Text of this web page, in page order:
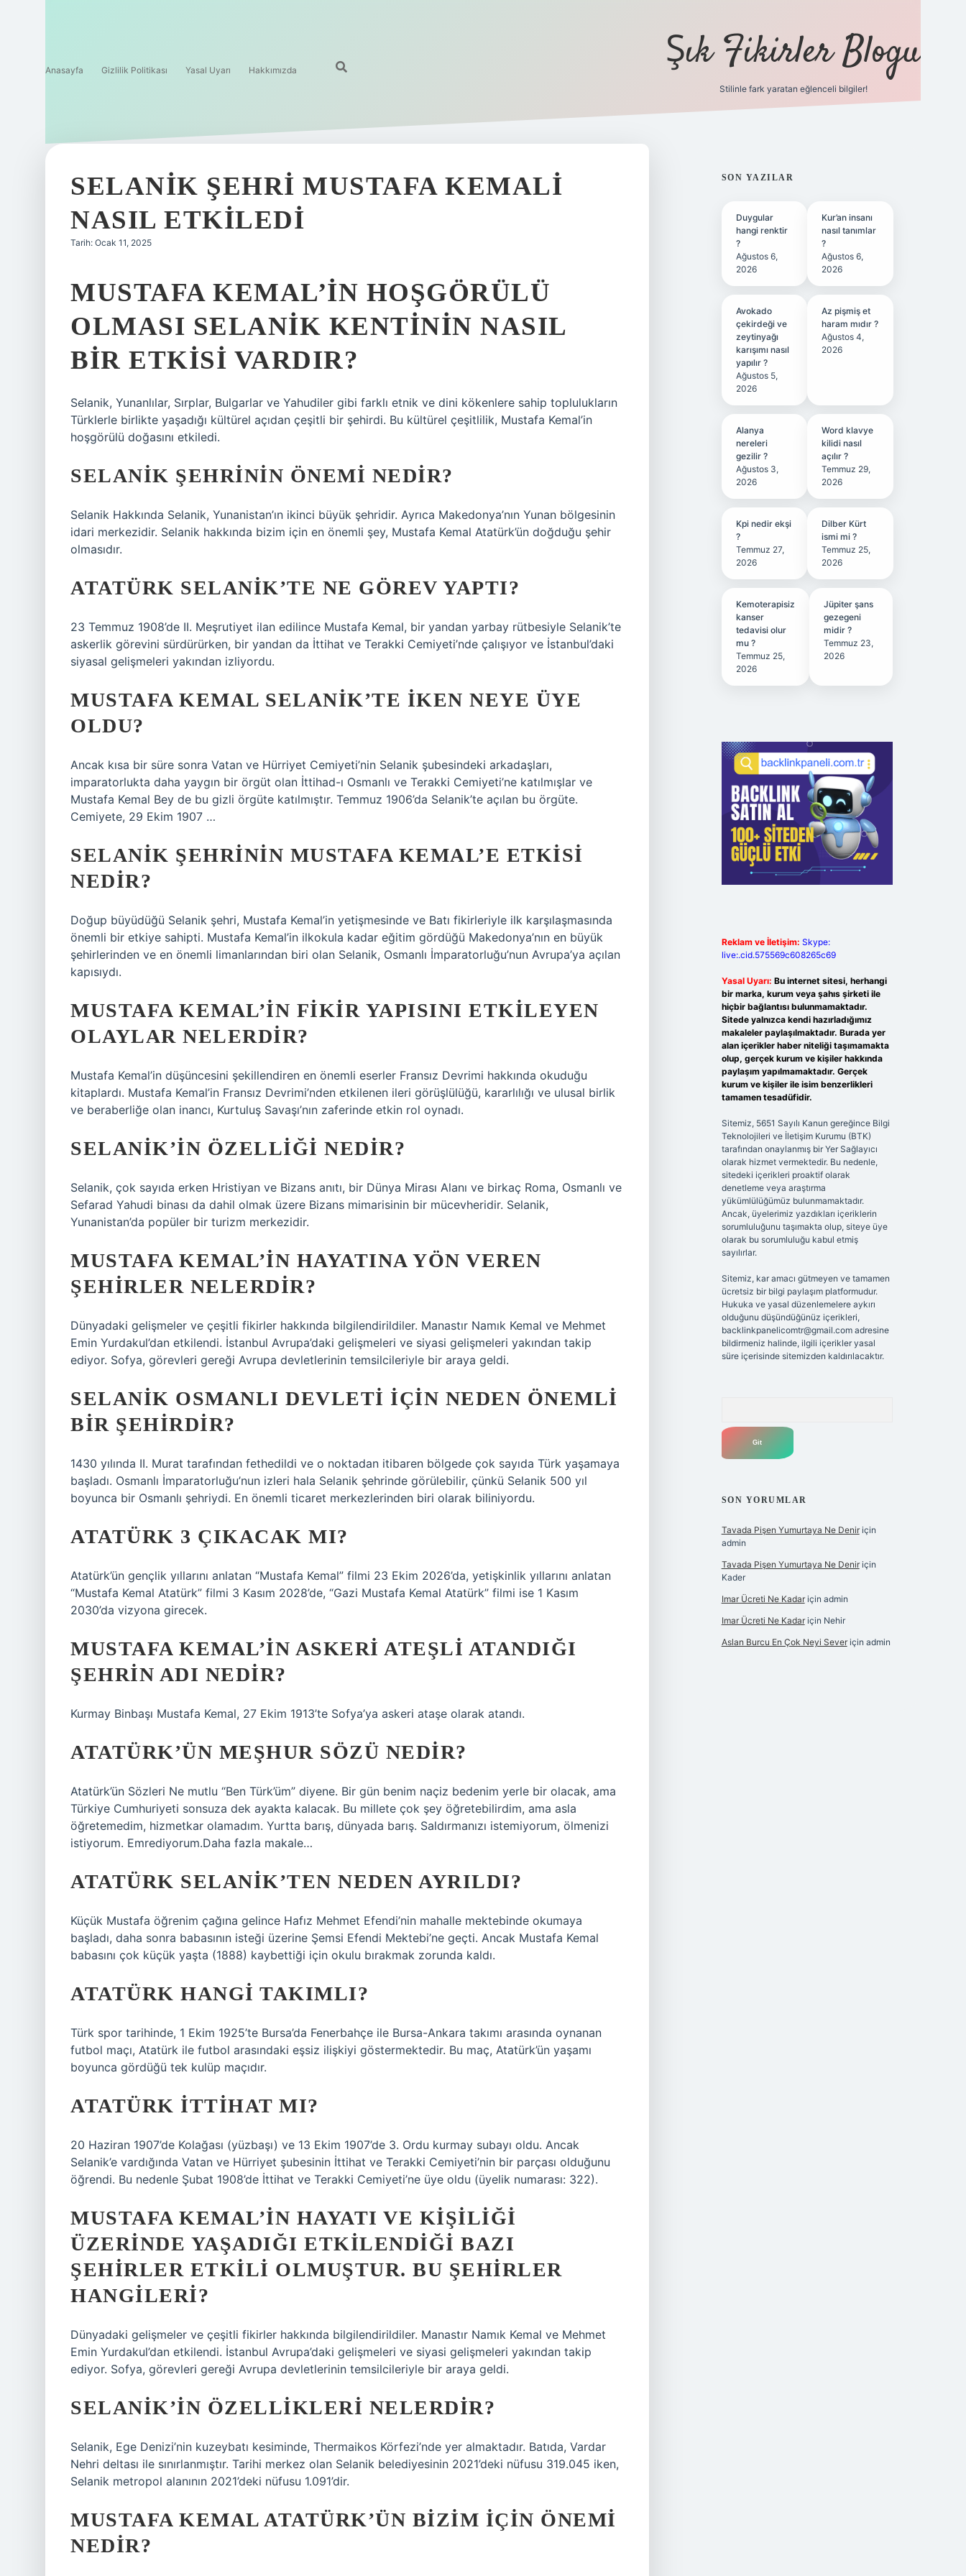
Anasayfa Gizlilik Politikası Yasal Uyarı Hakkımızda Şık Fikirler Blogu
Stilinle fark yaratan eğlenceli bilgiler!
SELANIK ŞEHRI MUSTAFA KEMALI
NASIL ETKILEDI
Tarih: Ocak 11, 2025
MUSTAFA KEMAL’IN HOŞGÖRÜLÜ
OLMASI SELANIK KENTININ NASIL
BIR ETKISI VARDIR?
Selanik, Yunanlılar, Sırplar, Bulgarlar ve Yahudiler gibi farklı etnik ve dini kökenlere sahip toplulukların
Türklerle birlikte yaşadığı kültürel açıdan çeşitli bir şehirdi. Bu kültürel çeşitlilik, Mustafa Kemal’in
hoşgörülü doğasını etkiledi.
SELANIK ŞEHRININ ÖNEMI NEDIR?
Selanik Hakkında Selanik, Yunanistan’ın ikinci büyük şehridir. Ayrıca Makedonya’nın Yunan bölgesinin
idari merkezidir. Selanik hakkında bizim için en önemli şey, Mustafa Kemal Atatürk’ün doğduğu şehir
olmasıdır.
ATATÜRK SELANIK’TE NE GÖREV YAPTI?
23 Temmuz 1908’de II. Meşrutiyet ilan edilince Mustafa Kemal, bir yandan yarbay rütbesiyle Selanik’te
askerlik görevini sürdürürken, bir yandan da İttihat ve Terakki Cemiyeti’nde çalışıyor ve İstanbul’daki
siyasal gelişmeleri yakından izliyordu.
MUSTAFA KEMAL SELANIK’TE IKEN NEYE ÜYE
OLDU?
Ancak kısa bir süre sonra Vatan ve Hürriyet Cemiyeti’nin Selanik şubesindeki arkadaşları,
imparatorlukta daha yaygın bir örgüt olan İttihad-ı Osmanlı ve Terakki Cemiyeti’ne katılmışlar ve
Mustafa Kemal Bey de bu gizli örgüte katılmıştır. Temmuz 1906’da Selanik’te açılan bu örgüte.
Cemiyete, 29 Ekim 1907 …
SELANIK ŞEHRININ MUSTAFA KEMAL’E ETKISI
NEDIR?
Doğup büyüdüğü Selanik şehri, Mustafa Kemal’in yetişmesinde ve Batı fikirleriyle ilk karşılaşmasında
önemli bir etkiye sahipti. Mustafa Kemal’in ilkokula kadar eğitim gördüğü Makedonya’nın en büyük
şehirlerinden ve en önemli limanlarından biri olan Selanik, Osmanlı İmparatorluğu’nun Avrupa’ya açılan
kapısıydı.
MUSTAFA KEMAL’IN FIKIR YAPISINI ETKILEYEN
OLAYLAR NELERDIR?
Mustafa Kemal’in düşüncesini şekillendiren en önemli eserler Fransız Devrimi hakkında okuduğu
kitaplardı. Mustafa Kemal’in Fransız Devrimi’nden etkilenen ileri görüşlülüğü, kararlılığı ve ulusal birlik
ve beraberliğe olan inancı, Kurtuluş Savaşı’nın zaferinde etkin rol oynadı.
SELANIK’IN ÖZELLIĞI NEDIR?
Selanik, çok sayıda erken Hristiyan ve Bizans anıtı, bir Dünya Mirası Alanı ve birkaç Roma, Osmanlı ve
Sefarad Yahudi binası da dahil olmak üzere Bizans mimarisinin bir mücevheridir. Selanik,
Yunanistan’da popüler bir turizm merkezidir.
MUSTAFA KEMAL’IN HAYATINA YÖN VEREN
ŞEHIRLER NELERDIR?
Dünyadaki gelişmeler ve çeşitli fikirler hakkında bilgilendirildiler. Manastır Namık Kemal ve Mehmet
Emin Yurdakul’dan etkilendi. İstanbul Avrupa’daki gelişmeleri ve siyasi gelişmeleri yakından takip
ediyor. Sofya, görevleri gereği Avrupa devletlerinin temsilcileriyle bir araya geldi.
SELANIK OSMANLI DEVLETI IÇIN NEDEN ÖNEMLI
BIR ŞEHIRDIR?
1430 yılında II. Murat tarafından fethedildi ve o noktadan itibaren bölgede çok sayıda Türk yaşamaya
başladı. Osmanlı İmparatorluğu’nun izleri hala Selanik şehrinde görülebilir, çünkü Selanik 500 yıl
boyunca bir Osmanlı şehriydi. En önemli ticaret merkezlerinden biri olarak biliniyordu.
ATATÜRK 3 ÇIKACAK MI?
Atatürk’ün gençlik yıllarını anlatan “Mustafa Kemal” filmi 23 Ekim 2026’da, yetişkinlik yıllarını anlatan
“Mustafa Kemal Atatürk” filmi 3 Kasım 2028’de, “Gazi Mustafa Kemal Atatürk” filmi ise 1 Kasım
2030’da vizyona girecek.
MUSTAFA KEMAL’IN ASKERI ATEŞLI ATANDIĞI
ŞEHRIN ADI NEDIR?
Kurmay Binbaşı Mustafa Kemal, 27 Ekim 1913’te Sofya’ya askeri ataşe olarak atandı.
ATATÜRK’ÜN MEŞHUR SÖZÜ NEDIR?
Atatürk’ün Sözleri Ne mutlu “Ben Türk’üm” diyene. Bir gün benim naçiz bedenim yerle bir olacak, ama
Türkiye Cumhuriyeti sonsuza dek ayakta kalacak. Bu millete çok şey öğretebilirdim, ama asla
öğretemedim, hizmetkar olamadım. Yurtta barış, dünyada barış. Saldırmanızı istemiyorum, ölmenizi
istiyorum. Emrediyorum.Daha fazla makale…
ATATÜRK SELANIK’TEN NEDEN AYRILDI?
Küçük Mustafa öğrenim çağına gelince Hafız Mehmet Efendi’nin mahalle mektebinde okumaya
başladı, daha sonra babasının isteği üzerine Şemsi Efendi Mektebi’ne geçti. Ancak Mustafa Kemal
babasını çok küçük yaşta (1888) kaybettiği için okulu bırakmak zorunda kaldı.
ATATÜRK HANGI TAKIMLI?
Türk spor tarihinde, 1 Ekim 1925’te Bursa’da Fenerbahçe ile Bursa-Ankara takımı arasında oynanan
futbol maçı, Atatürk ile futbol arasındaki eşsiz ilişkiyi göstermektedir. Bu maç, Atatürk’ün yaşamı
boyunca gördüğü tek kulüp maçıdır.
ATATÜRK ITTIHAT MI?
20 Haziran 1907’de Kolağası (yüzbaşı) ve 13 Ekim 1907’de 3. Ordu kurmay subayı oldu. Ancak
Selanik’e vardığında Vatan ve Hürriyet şubesinin İttihat ve Terakki Cemiyeti’nin bir parçası olduğunu
öğrendi. Bu nedenle Şubat 1908’de İttihat ve Terakki Cemiyeti’ne üye oldu (üyelik numarası: 322).
MUSTAFA KEMAL’IN HAYATI VE KIŞILIĞI
ÜZERINDE YAŞADIĞI ETKILENDIĞI BAZI
ŞEHIRLER ETKILI OLMUŞTUR. BU ŞEHIRLER
HANGILERI?
Dünyadaki gelişmeler ve çeşitli fikirler hakkında bilgilendirildiler. Manastır Namık Kemal ve Mehmet
Emin Yurdakul’dan etkilendi. İstanbul Avrupa’daki gelişmeleri ve siyasi gelişmeleri yakından takip
ediyor. Sofya, görevleri gereği Avrupa devletlerinin temsilcileriyle bir araya geldi.
SELANIK’IN ÖZELLIKLERI NELERDIR?
Selanik, Ege Denizi’nin kuzeybatı kesiminde, Thermaikos Körfezi’nde yer almaktadır. Batıda, Vardar
Nehri deltası ile sınırlanmıştır. Tarihi merkez olan Selanik belediyesinin 2021’deki nüfusu 319.045 iken,
Selanik metropol alanının 2021’deki nüfusu 1.091’dir.
MUSTAFA KEMAL ATATÜRK’ÜN BIZIM IÇIN ÖNEMI
NEDIR?
SIDEBAR
SON YAZILAR
Duygular
hangi renktir
?
Ağustos 6,
2026
Kur’an insanı
nasıl tanımlar
?
Ağustos 6,
2026
Avokado
çekirdeği ve
zeytinyağı
karışımı nasıl
yapılır ?
Ağustos 5,
2026
Az pişmiş et
haram mıdır ?
Ağustos 4,
2026
Alanya
nereleri
gezilir ?
Ağustos 3,
2026
Word klavye
kilidi nasıl
açılır ?
Temmuz 29,
2026
Kpi nedir ekşi
?
Temmuz 27,
2026
Dilber Kürt
ismi mi ?
Temmuz 25,
2026
Kemoterapisiz
kanser
tedavisi olur
mu ?
Temmuz 25,
2026
Jüpiter şans
gezegeni
midir ?
Temmuz 23,
2026
Reklam ve İletişim: Skype:
live:.cid.575569c608265c69
Yasal Uyarı: Bu internet sitesi, herhangi
bir marka, kurum veya şahıs şirketi ile
hiçbir bağlantısı bulunmamaktadır.
Sitede yalnızca kendi hazırladığımız
makaleler paylaşılmaktadır. Burada yer
alan içerikler haber niteliği taşımamakta
olup, gerçek kurum ve kişiler hakkında
paylaşım yapılmamaktadır. Gerçek
kurum ve kişiler ile isim benzerlikleri
tamamen tesadüfidir.
Sitemiz, 5651 Sayılı Kanun gereğince Bilgi
Teknolojileri ve İletişim Kurumu (BTK)
tarafından onaylanmış bir Yer Sağlayıcı
olarak hizmet vermektedir. Bu nedenle,
sitedeki içerikleri proaktif olarak
denetleme veya araştırma
yükümlülüğümüz bulunmamaktadır.
Ancak, üyelerimiz yazdıkları içeriklerin
sorumluluğunu taşımakta olup, siteye üye
olarak bu sorumluluğu kabul etmiş
sayılırlar.
Sitemiz, kar amacı gütmeyen ve tamamen
ücretsiz bir bilgi paylaşım platformudur.
Hukuka ve yasal düzenlemelere aykırı
olduğunu düşündüğünüz içerikleri,
backlinkpanelicomtr@gmail.comadresine
bildirmeniz halinde, ilgili içerikler yasal
süre içerisinde sitemizden kaldırılacaktır.
SON YORUMLAR
Tavada Pişen Yumurtaya Ne Deniriçin
admin
Tavada Pişen Yumurtaya Ne Deniriçin
Kader
Imar Ücreti Ne Kadariçin admin
Imar Ücreti Ne Kadariçin Nehir
Aslan Burcu En Çok Neyi Severiçin admin